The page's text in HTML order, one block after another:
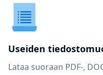
Useiden
Lataa suoraan PDF-,